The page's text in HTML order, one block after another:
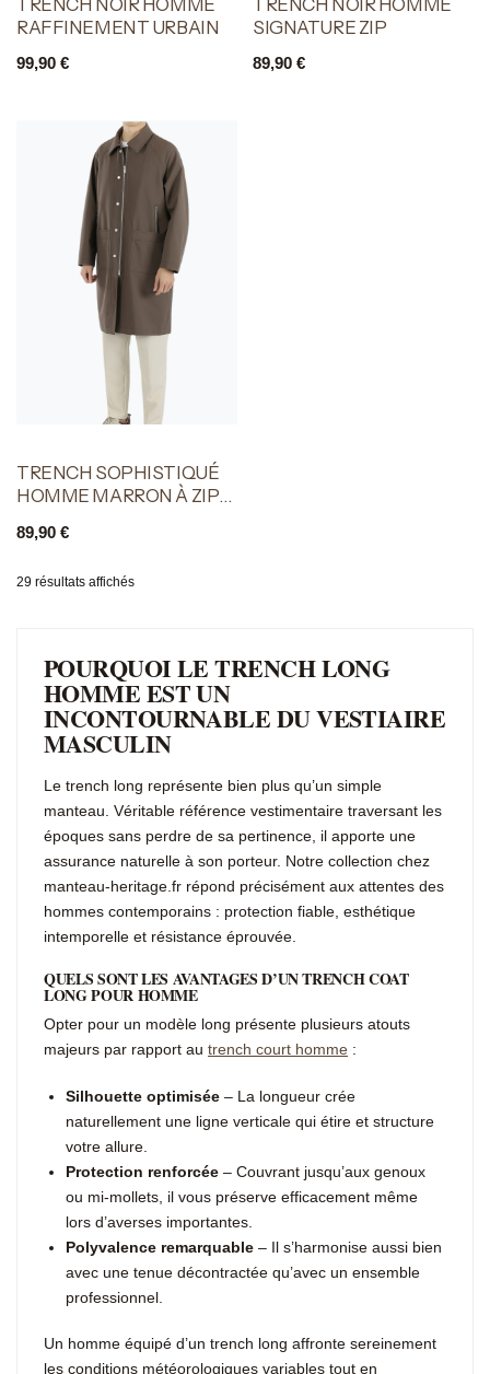
RAFFINEMENT URBAIN
99,90 €
SIGNATURE ZIP
89,90 €
TRENCH SOPHISTIQUÉ
HOMME MARRON À ZIP
89,90 €
29 résultats affichés
POURQUOI LE TRENCH LONG
HOMME EST UN
INCONTOURNABLE DU VESTIAIRE
MASCULIN
Le trench long représente bien plus qu’un simple
manteau. Véritable référence vestimentaire traversant les
époques sans perdre de sa pertinence, il apporte une
assurance naturelle à son porteur. Notre collection chez
manteau-heritage.fr répond précisément aux attentes des
hommes contemporains : protection fiable, esthétique
intemporelle et résistance éprouvée.
QUELS SONT LES AVANTAGES D’UN TRENCH COAT
LONG POUR HOMME
Opter pour un modèle long présente plusieurs atouts
majeurs par rapport au trench court homme :
Silhouette optimisée – La longueur crée
naturellement une ligne verticale qui étire et structure
votre allure.
Protection renforcée – Couvrant jusqu’aux genoux
ou mi-mollets, il vous préserve efficacement même
lors d’averses importantes.
Polyvalence remarquable – Il s’harmonise aussi bien
avec une tenue décontractée qu’avec un ensemble
professionnel.
Un homme équipé d’un trench long affronte sereinement
les conditions météorologiques variables tout en